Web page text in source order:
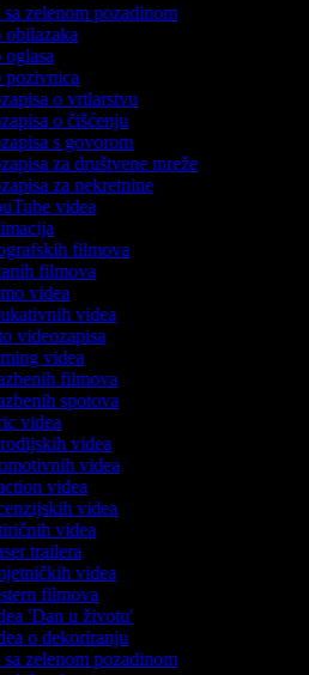
sa zelenom pozadinom
obilazaka
oglasa
pozivnica
o vrtlarstvu
o čišćenju
s govorom
za društvene mreže
za nekretnine
videa
filmova
filmova
videa
videa
videozapisa
videa
filmova
spotova
videa
videa
videa
videa
videa
videa
trailera
videa
filmova
'Dan u životu'
o dekoriranju
sa zelenom pozadinom